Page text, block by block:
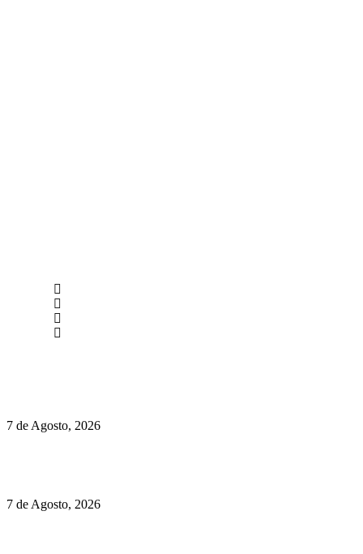
7 de Agosto, 2026
7 de Agosto, 2026